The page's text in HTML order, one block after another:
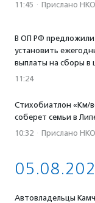
11:45 · Прислано НКО
В ОП РФ предложили
установить
выплаты на сборы в
11:24
Стихобиатлон «Км/
соберет семьи в
10:32 · Прислано НКО
Автовладельцы